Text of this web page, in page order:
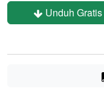
Unduh Gratis